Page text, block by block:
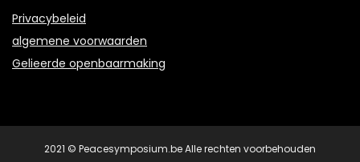
Privacybeleid
algemene voorwaarden
Gelieerde openbaarmaking
2021 © Peacesymposium.be Alle rechten voorbehouden